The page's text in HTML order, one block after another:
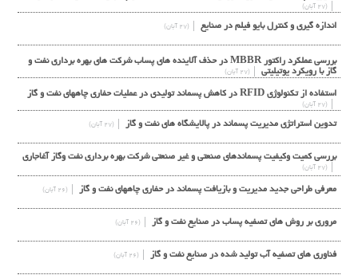
(۲۷ آبان)
اندازه گیری و کنترل بایو فیلم در صنایع (۲۷ آبان)
بررسی عملکرد راکتور MBBR در حذف آلاینده های پساب شرکت های بهره برداری نفت و
گاز با رویکرد یوتیلیتی
(۲۷ آبان)
استفاده از تکنولوژی RFID در کاهش پسماند تولیدی در عملیات حفاری چاههای نفت و گاز
(۲۷ آبان)
تدوين استراتژي مديريت پسماند در پالايشگاه هاي نفت و گاز (۲۷ آبان)
بررسي كميت وكيفيت پسماندهاي صنعتي و غير صنعتي شركت بهره برداري نفت وگاز آغاجاري
(۲۷ آبان)
معرفي طراحي جديد مديريت و بازيافت پسماند در حفاري چاههاي نفت و گاز (۲۶ آبان)
مروري بر روش هاي تصفيه پساب در صنايع نفت و گاز (۲۶ آبان)
فناوری های تصفیه آب تولید شده در صنایع نفت و گاز (۲۶ آبان)